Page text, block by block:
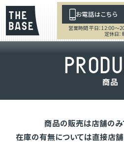
お電話はこちら
営業時間 平日：12:00～
定休日
PRODU
商品
商品の販売は店舗のみ
在庫の有無については直接店